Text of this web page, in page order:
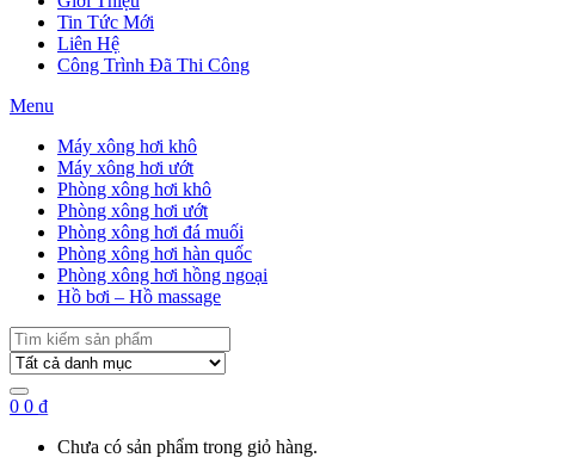
Tin Tức Mới
Liên Hệ
Công Trình Đã Thi Công
Menu
Máy xông hơi khô
Máy xông hơi ướt
Phòng xông hơi khô
Phòng xông hơi ướt
Phòng xông hơi đá muối
Phòng xông hơi hàn quốc
Phòng xông hơi hồng ngoại
Hồ bơi – Hồ massage
Search
for:
0 0 ₫
Chưa có sản phẩm trong giỏ hàng.